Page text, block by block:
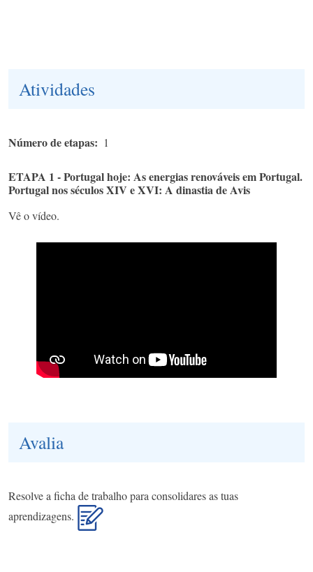
Atividades
Número de etapas 1
ETAPA 1 - Portugal hoje: As energias renováveis em Portugal.
Portugal nos séculos XIV e XVI: A dinastia de Avis
Vê o vídeo.
Avalia
Resolve a ficha de trabalho para consolidares as tuas
aprendizagens.